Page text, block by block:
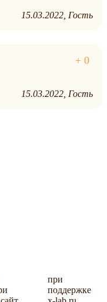
15.03.2022 Гость
15.03.2022 Гость
при
поддержке